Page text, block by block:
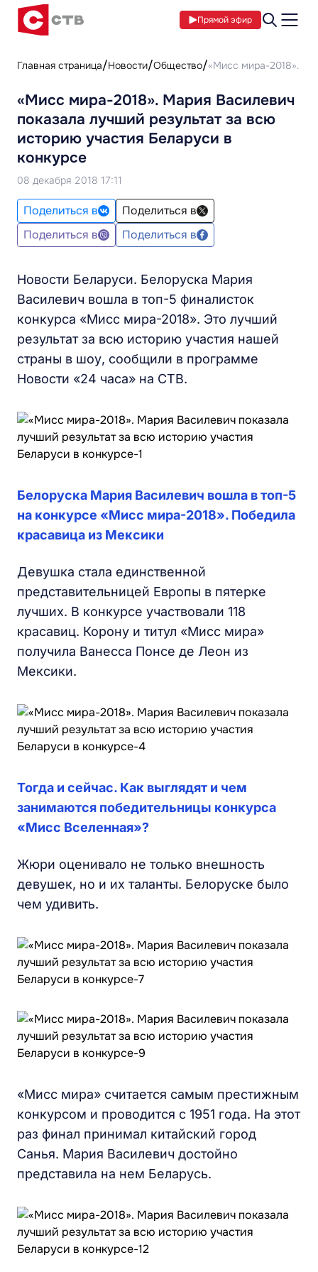
Прямой эфир
Главная страница Новости Общество «Мисс мира-2018».
«Мисс мира-2018». Мария Василевич
показала лучший результат за всю
историю участия Беларуси в
конкурсе
08 декабря 2018 17:11
Поделиться в
Поделиться в
Поделиться в
Поделиться в
Новости Беларуси. Белоруска Мария
Василевич вошла в топ-5 финалисток
конкурса «Мисс мира-2018». Это лучший
результат за всю историю участия нашей
страны в шоу, сообщили в программе
Новости «24 часа» на СТВ.
Белоруска Мария Василевич вошла в топ-5
на конкурсе «Мисс мира-2018». Победила
красавица из Мексики
Девушка стала единственной
представительницей Европы в пятерке
лучших. В конкурсе участвовали 118
красавиц. Корону и титул «Мисс мира»
получила Ванесса Понсе де Леон из
Мексики.
Тогда и сейчас. Как выглядят и чем
занимаются победительницы конкурса
«Мисс Вселенная»?
Жюри оценивало не только внешность
девушек, но и их таланты. Белоруске было
чем удивить.
«Мисс мира» считается самым престижным
конкурсом и проводится с 1951 года. На этот
раз финал принимал китайский город
Санья. Мария Василевич достойно
представила на нем Беларусь.